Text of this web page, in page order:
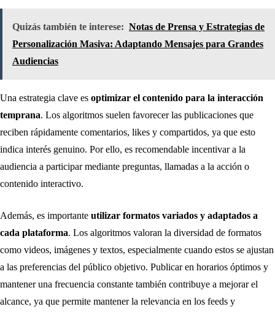
Quizás también te interese: Notas de Prensa y Estrategias de
Personalización Masiva: Adaptando Mensajes para Grandes
Audiencias
Una estrategia clave es optimizar el contenido para la interacción
temprana. Los algoritmos suelen favorecer las publicaciones que
reciben rápidamente comentarios, likes y compartidos, ya que esto
indica interés genuino. Por ello, es recomendable incentivar a la
audiencia a participar mediante preguntas, llamadas a la acción o
contenido interactivo.
Además, es importante utilizar formatos variados y adaptados a
cada plataforma. Los algoritmos valoran la diversidad de formatos
como videos, imágenes y textos, especialmente cuando estos se ajustan
a las preferencias del público objetivo. Publicar en horarios óptimos y
mantener una frecuencia constante también contribuye a mejorar el
alcance, ya que permite mantener la relevancia en los feeds y